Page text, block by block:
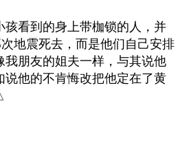
孩看到的身上带枷锁的人，并
地震死去，而是他们自己安排
我朋友的姐夫一样，与其说他
说他的不肯悔改把他定在了黄